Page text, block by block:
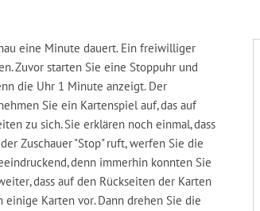
eine Minute dauert. Ein freiwilliger
Zuvor starten Sie eine Stoppuhr und
die Uhr 1 Minute anzeigt. Der
Sie ein Kartenspiel auf, das auf
zu sich. Sie erklären noch einmal, dass
Zuschauer "Stop" ruft, werfen Sie die
denn immerhin konnten Sie
dass auf den Rückseiten der Karten
Karten vor. Dann drehen Sie die